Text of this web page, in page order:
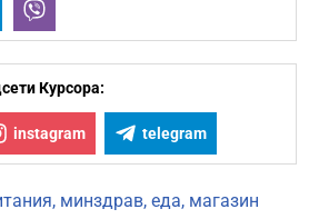
Telegram
Курсора:
instagram telegram
минздрав еда магазин